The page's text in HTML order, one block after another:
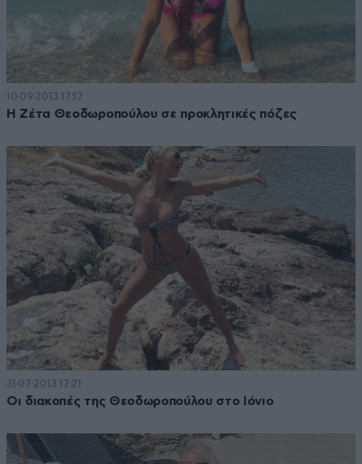
10·09·2013 17:17
Η Ζέτα Θεοδωροπούλου σε προκλητικές πόζες
31·07·2013 17:21
Οι διακοπές της Θεοδωροπούλου στο Ιόνιο